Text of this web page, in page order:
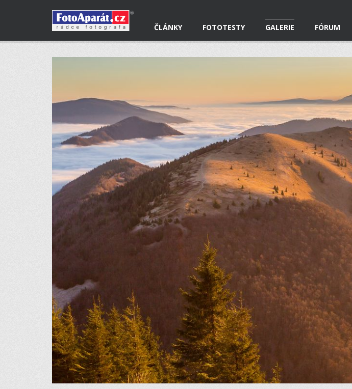
ČLÁNKY FOTOTESTY GALERIE FÓRUM